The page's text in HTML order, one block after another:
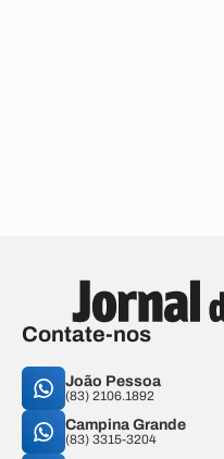
Contate-nos
João Pessoa
(83) 2106.1892
Campina Grande
(83) 3315-3204